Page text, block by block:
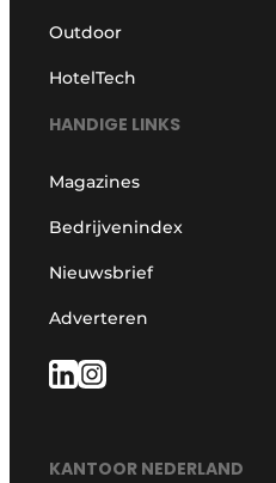
Outdoor
HotelTech
HANDIGE LINKS
Magazines
Bedrijvenindex
Nieuwsbrief
Adverteren
KANTOOR NEDERLAND